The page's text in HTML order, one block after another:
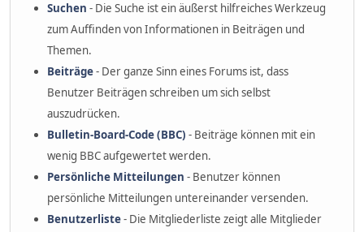
Suchen - Die Suche ist ein äußerst hilfreiches Werkzeug
zum Auffinden von Informationen in Beiträgen und
Themen.
Beiträge- Der ganze Sinn eines Forums ist, dass
Benutzer Beiträgen schreiben um sich selbst
auszudrücken.
Bulletin-Board-Code (BBC) - Beiträge können mit ein
wenig BBC aufgewertet werden.
Persönliche Mitteilungen - Benutzer können
persönliche Mitteilungen untereinander versenden.
Benutzerliste- Die Mitgliederliste zeigt alle Mitglieder